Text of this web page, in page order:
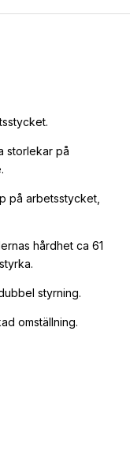
storlekar på
på arbetsstycket,
hårdhet ca 61
styrning.
omställning.